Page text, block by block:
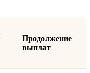
Продолжение
выплат